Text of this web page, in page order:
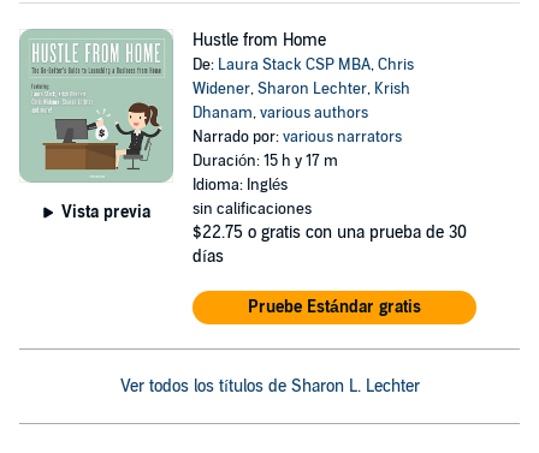
Vista previa
Hustle from Home
De: Laura Stack CSP MBA,Chris
Widener,Sharon Lechter, Krish
Dhanam,various authors
Narrado por:various narrators
Duración: 15 h y 17 m
Idioma: Inglés
sin calificaciones
$22.75 o gratis con una prueba de 30
días
Pruebe Estándar gratis
Ver todos los títulos de Sharon L. Lechter